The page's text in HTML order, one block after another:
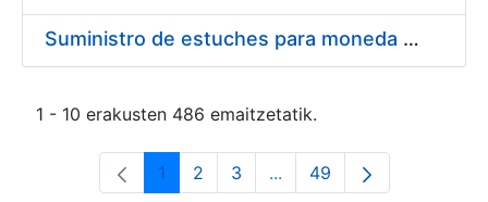
Suministro de estuches para moneda de 30 €
1 - 10 erakusten 486 emaitzetatik.
Orrialdea
1 Orrialdea
2 Orrialdea
3 ...Intermediate Pages Use
Orrialdea
49